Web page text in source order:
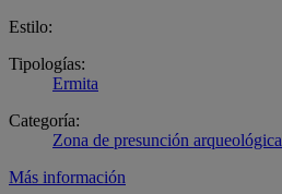
Estilo:
Tipologías:
Ermita
Categoría:
Zona de presunción arqueológica
Más información